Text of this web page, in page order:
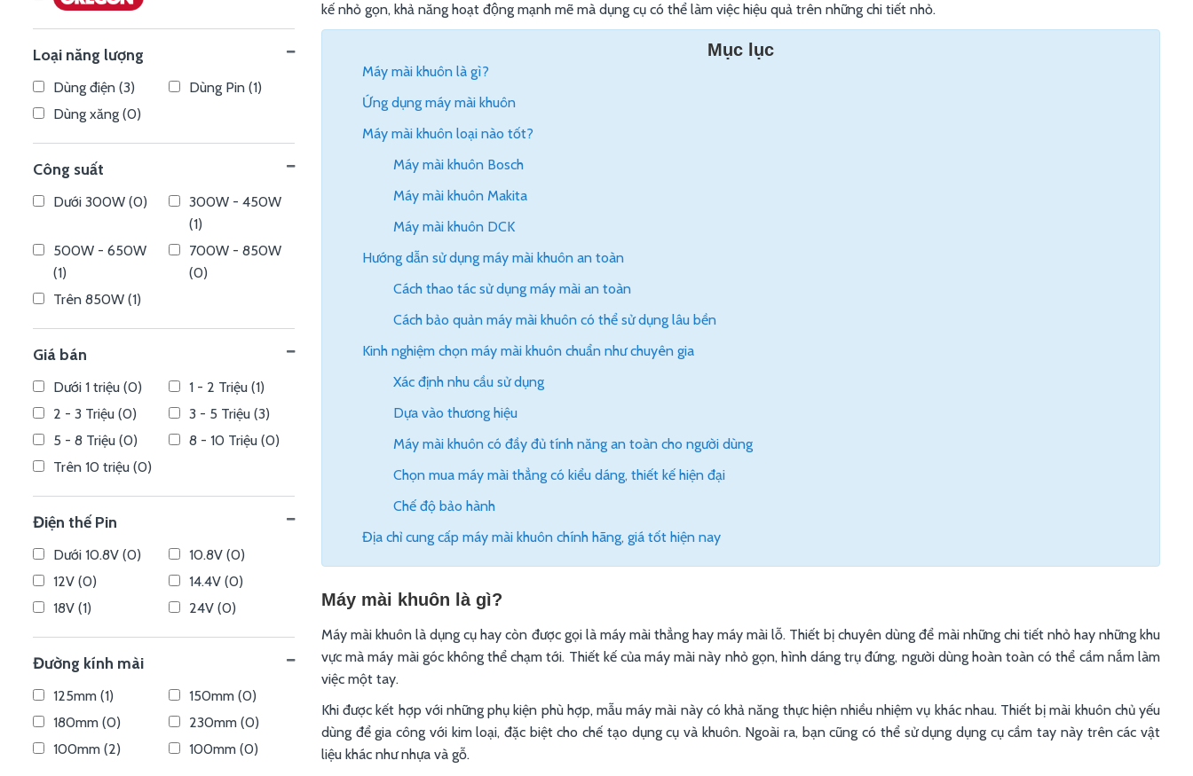
Loại năng lượng
Dùng điện (3)
Dùng Pin (1)
Dùng xăng (0)
Công suất
Dưới 300W (0)
300W - 450W
(1)
500W - 650W
(1)
700W - 850W
(0)
Trên 850W (1)
Giá bán
Dưới 1 triệu (0)
1 - 2 Triệu (1)
2 - 3 Triệu (0)
3 - 5 Triệu (3)
5 - 8 Triệu (0)
8 - 10 Triệu (0)
Trên 10 triệu (0)
Điện thế Pin
Dưới 10.8V (0)
10.8V (0)
12V (0)
14.4V (0)
18V (1)
24V (0)
Đường kính mài
125mm (1)
150mm (0)
180mm (0)
230mm (0)
100mm (2)
100mm (0)
kế nhỏ gọn, khả năng hoạt động mạnh mẽ mà dụng cụ có thể làm việc hiệu quả trên những chi tiết nhỏ.
Mục lục
Máy mài khuôn là gì?
Ứng dụng máy mài khuôn
Máy mài khuôn loại nào tốt?
Máy mài khuôn Bosch
Máy mài khuôn Makita
Máy mài khuôn DCK
Hướng dẫn sử dụng máy mài khuôn an toàn
Cách thao tác sử dụng máy mài an toàn
Cách bảo quản máy mài khuôn có thể sử dụng lâu bền
Kinh nghiệm chọn máy mài khuôn chuẩn như chuyên gia
Xác định nhu cầu sử dụng
Dựa vào thương hiệu
Máy mài khuôn có đầy đủ tính năng an toàn cho người dùng
Chọn mua máy mài thẳng có kiểu dáng, thiết kế hiện đại
Chế độ bảo hành
Địa chỉ cung cấp máy mài khuôn chính hãng, giá tốt hiện nay
Máy mài khuôn là gì?
Máy mài khuôn là dụng cụ hay còn được gọi là máy mài thẳng hay máy mài lỗ. Thiết bị chuyên dùng để mài những chi tiết nhỏ hay những khu
vực mà máy mài góc không thể chạm tới. Thiết kế của máy mài này nhỏ gọn, hình dáng trụ đứng, người dùng hoàn toàn có thể cầm nắm làm
việc một tay.
Khi được kết hợp với những phụ kiện phù hợp, mẫu máy mài này có khả năng thực hiện nhiều nhiệm vụ khác nhau. Thiết bị mài khuôn chủ yếu
dùng để gia công với kim loại, đặc biệt cho chế tạo dụng cụ và khuôn. Ngoài ra, bạn cũng có thể sử dụng dụng cụ cầm tay này trên các vật
liệu khác như nhựa và gỗ.